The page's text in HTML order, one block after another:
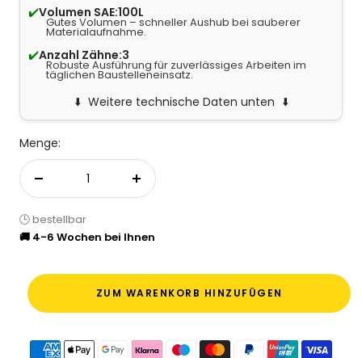
✔️Volumen SAE:100L
Gutes Volumen – schneller Aushub bei sauberer
Materialaufnahme.
✔️Anzahl Zähne:3
Robuste Ausführung für zuverlässiges Arbeiten im
täglichen Baustelleneinsatz.
Weitere technische Daten unten
Menge:
Menge verringernMenge erhöhen
🕒 bestellbar
🚚 4-6 Wochen bei Ihnen
ZUM WARENKORB HINZUFÜGEN